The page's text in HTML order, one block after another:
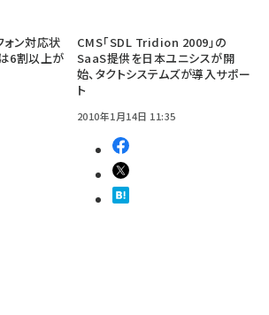
ォン対応状
6割以上が
CMS「SDL Tridion 2009」の
SaaS提供を日本ユニシスが開
始、タクトシステムズが導入サポー
ト
2010年1月14日 11:35